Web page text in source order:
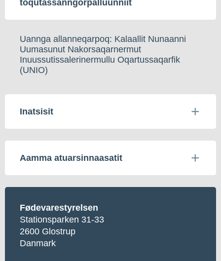
toqutassanngorpalluunniit
Uannga allanneqarpoq: Kalaallit Nunaanni
Uumasunut Nakorsaqarnermut
Inuussutissalerinermullu Oqartussaqarfik
(UNIO)
Inatsisit
Aamma atuarsinnaasatit
Fødevarestyrelsen
Stationsparken 31-33
2600 Glostrup
Danmark